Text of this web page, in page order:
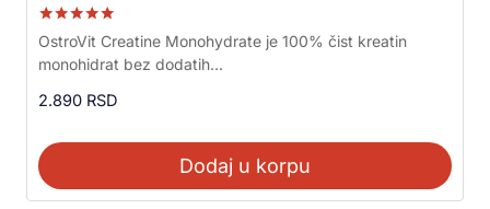
Ocenjeno sa
5.00
od 5
OstroVit Creatine Monohydrate je 100% čist kreatin
monohidrat bez dodatih...
2.890 RSD
Dodaj u korpu